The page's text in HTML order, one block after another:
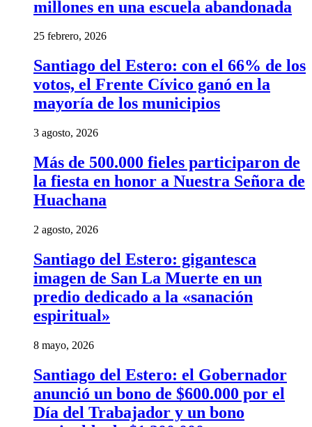
millones en una escuela abandonada
25 febrero, 2026
Santiago del Estero: con el 66% de los
votos, el Frente Cívico ganó en la
mayoría de los municipios
3 agosto, 2026
Más de 500.000 fieles participaron de
la fiesta en honor a Nuestra Señora de
Huachana
2 agosto, 2026
Santiago del Estero: gigantesca
imagen de San La Muerte en un
predio dedicado a la «sanación
espiritual»
8 mayo, 2026
Santiago del Estero: el Gobernador
anunció un bono de $600.000 por el
Día del Trabajador y un bono